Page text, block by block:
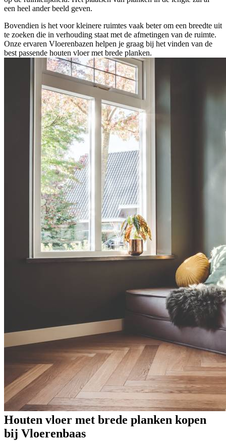
een heel ander beeld geven.
Bovendien is het voor kleinere ruimtes vaak beter om een breedte uit
te zoeken die in verhouding staat met de afmetingen van de ruimte.
Onze ervaren Vloerenbazen helpen je graag bij het vinden van de
best passende houten vloer met brede planken.
Houten vloer met brede planken kopen
bij Vloerenbaas